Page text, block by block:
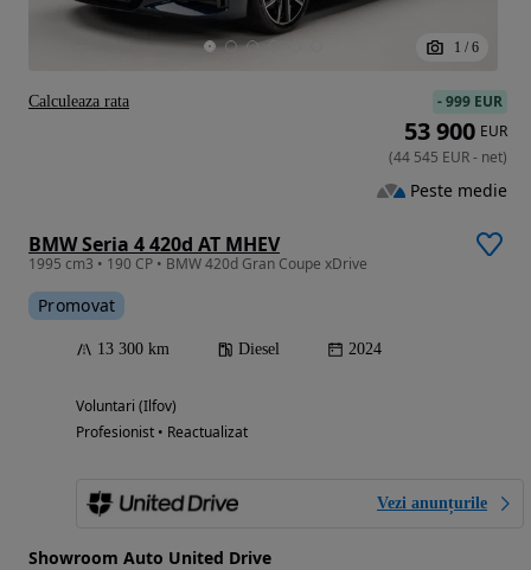
1 / 6
BMW Seria 4 420d AT MHEV
1995 cm3 • 190 CP • BMW 420d Gran Coupe xDrive
Promovat
13 300 km Diesel 2024
Voluntari (Ilfov)
Profesionist • Reactualizat
Vezi anunțurile
Showroom Auto United Drive
-999 EUR
53 900 EUR
(44 545 EUR- net)
Peste medie
Calculeaza rata